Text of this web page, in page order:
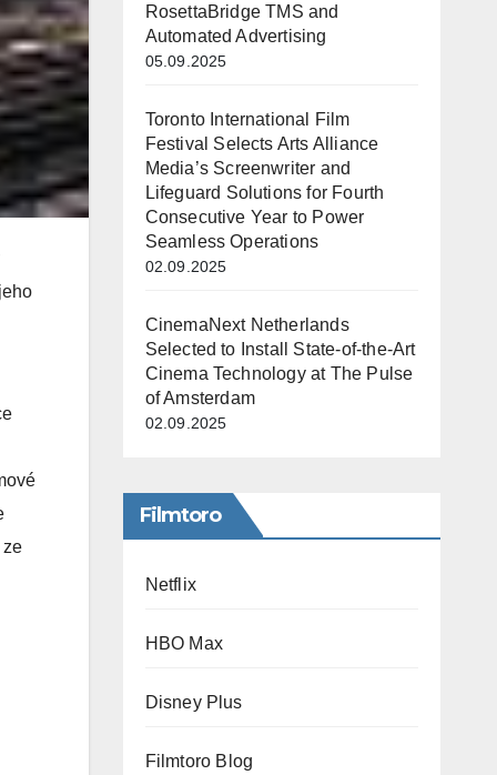
ze
RosettaBridge TMS and
Automated Advertising
05.09.2025
Toronto International Film
Festival Selects Arts Alliance
Media’s Screenwriter and
Lifeguard Solutions for Fourth
Consecutive Year to Power
Seamless Operations
02.09.2025
CinemaNext Netherlands
Selected to Install State-of-the-Art
Cinema Technology at The Pulse
of Amsterdam
02.09.2025
Filmtoro
Netflix
HBO Max
Disney Plus
Filmtoro Blog